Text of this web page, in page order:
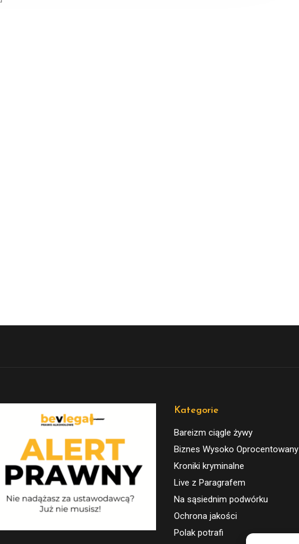
Kategorie
Bareizm ciągle żywy
Biznes Wysoko Oprocentowany
Kroniki kryminalne
Live z Paragrafem
Na sąsiednim podwórku
Ochrona jakości
Polak potrafi